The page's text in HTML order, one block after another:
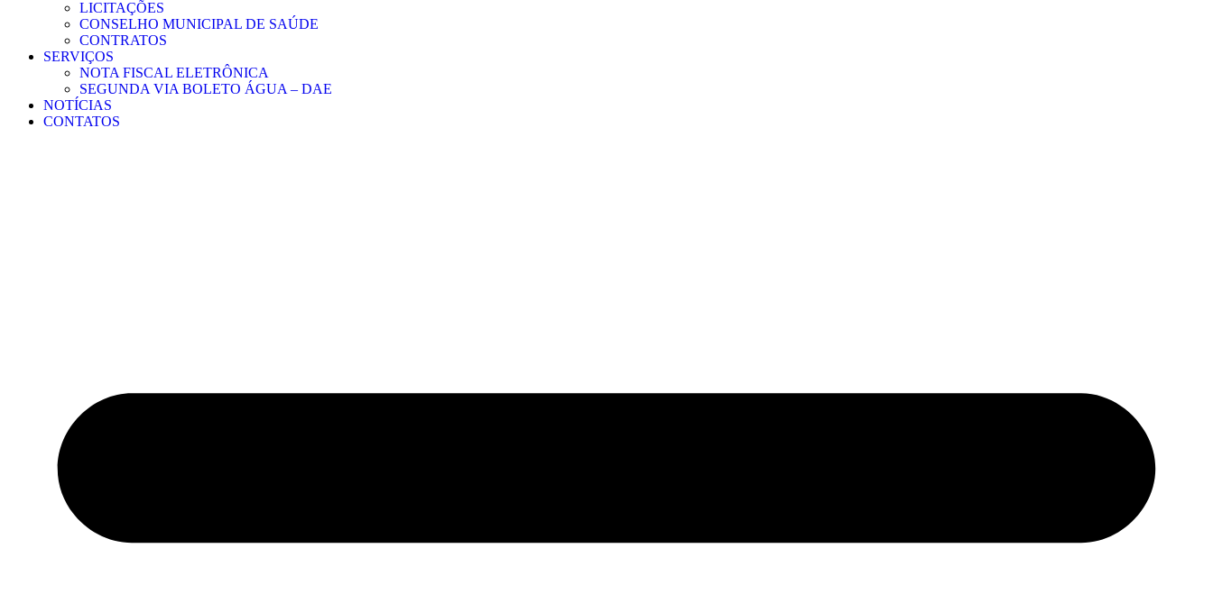
LICITAÇÕES
CONSELHO MUNICIPAL DE SAÚDE
CONTRATOS
SERVIÇOS
NOTA FISCAL ELETRÔNICA
SEGUNDA VIA BOLETO ÁGUA – DAE
NOTÍCIAS
CONTATOS